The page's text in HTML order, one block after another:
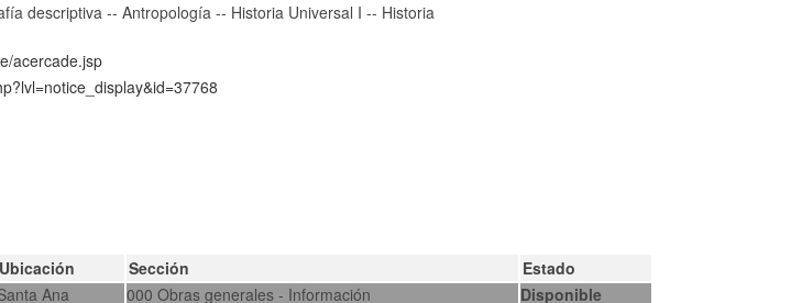
descriptiva -- Antropología -- Historia Universal I -- Historia
acercade.jsp
Ubicación Sección
Estado
Ana 000 Obras generales - Información Disponible